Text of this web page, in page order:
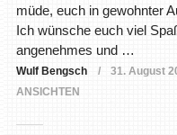
müde, euch in gewohnter
Ich wünsche euch viel
angenehmes und …
Wulf Bengsch 31. August
ANSICHTEN